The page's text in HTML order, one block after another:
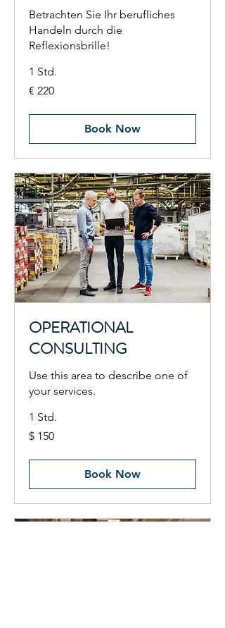
Betrachten Sie Ihr berufliches
Handeln durch die
Reflexionsbrille!
1 Std.
220
Euro
€ 220
Book Now
OPERATIONAL
CONSULTING
Use this area to describe one of
your services.
1 Std.
150
US-
$ 150
Book Now